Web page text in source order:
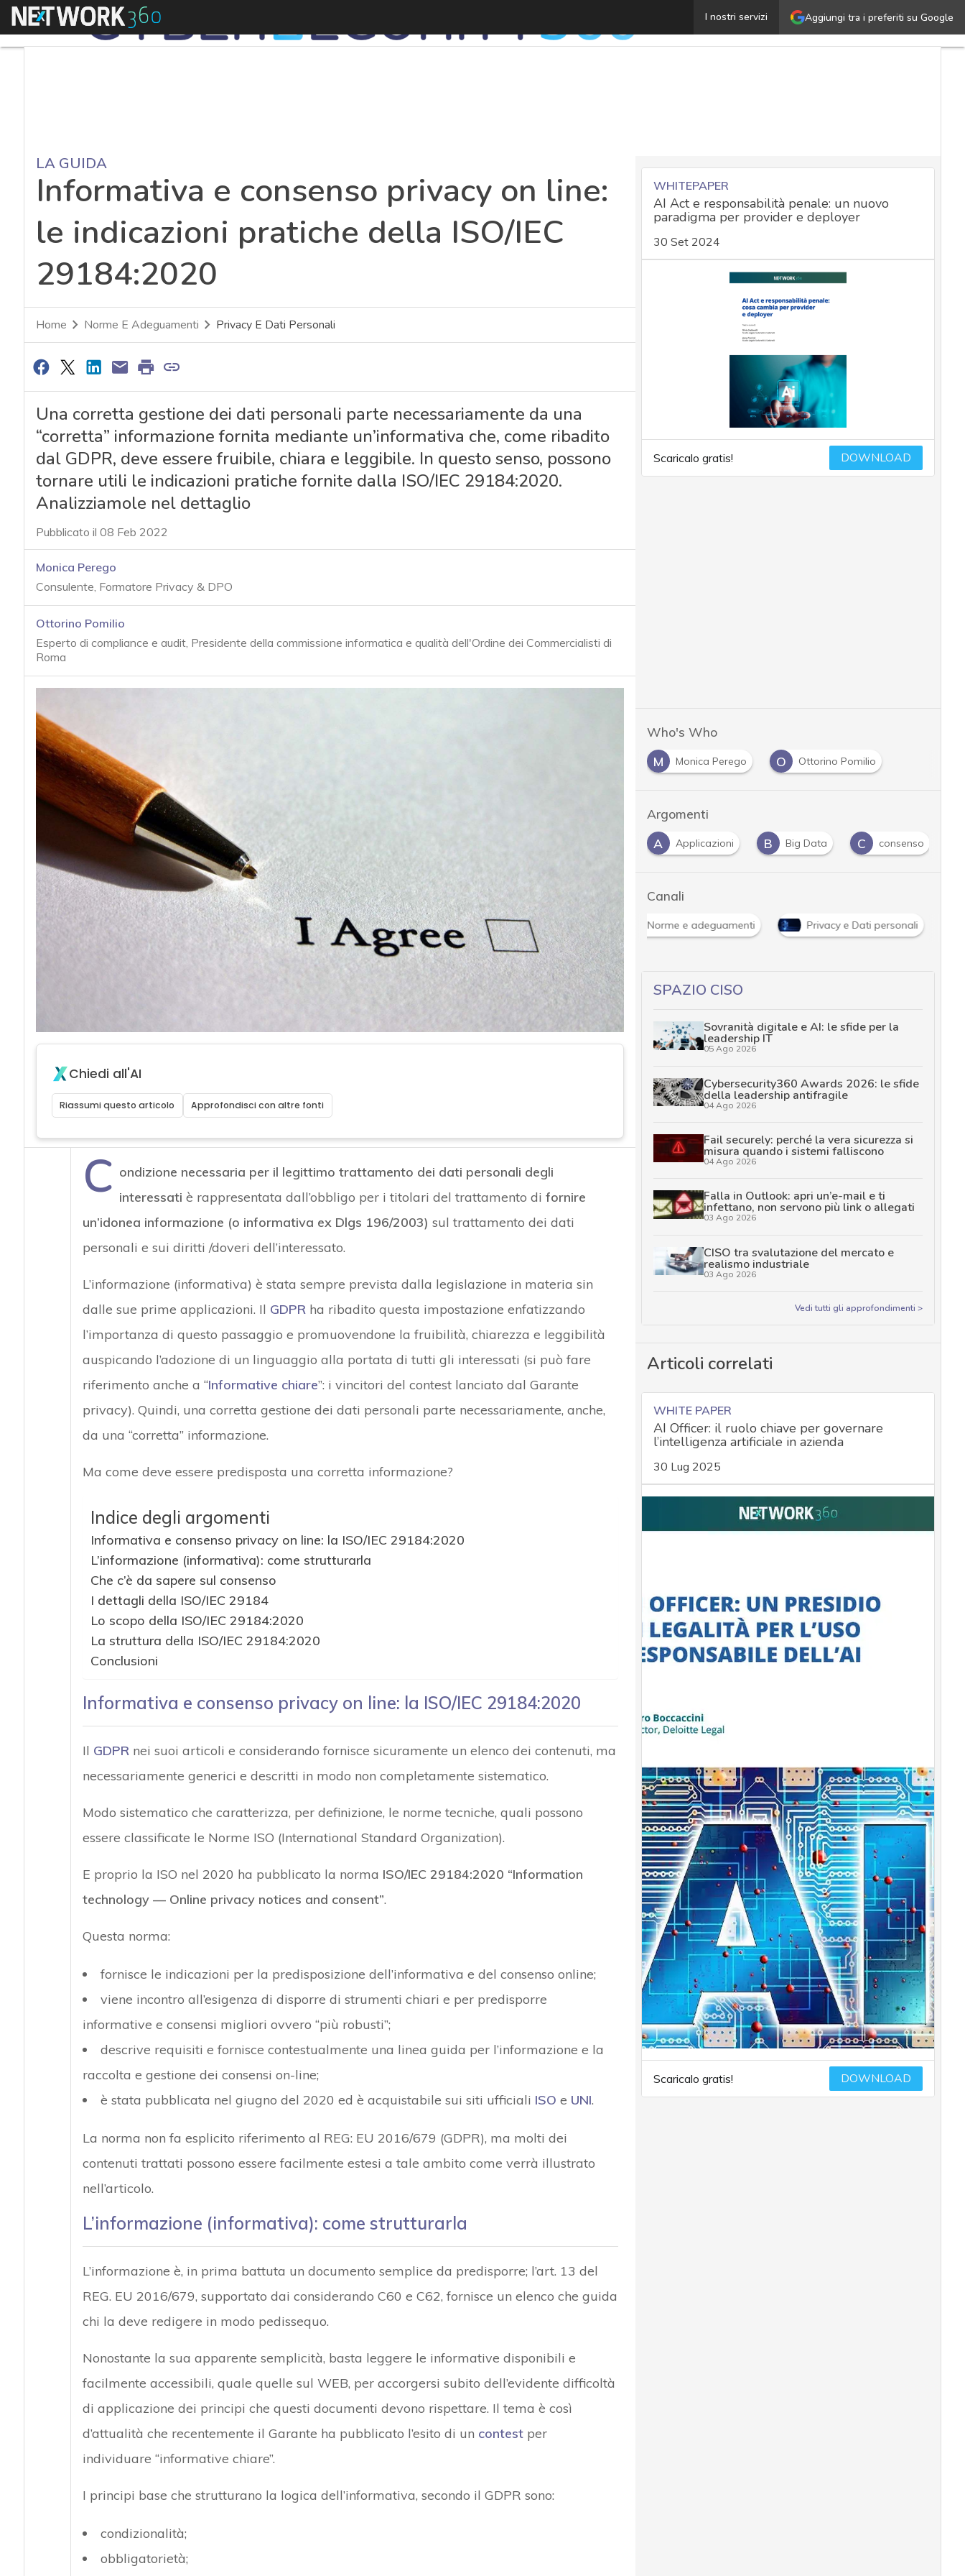
Aggiungi tra i preferiti su Google
I nostri servizi
Menu Informativa e consenso privacy on line: le indicazioni
LA GUIDA
Informativa e consenso privacy on line:
le indicazioni pratiche della ISO/IEC
29184:2020
Home Norme E Adeguamenti Privacy E Dati Personali
Una corretta gestione dei dati personali parte necessariamente da una
“corretta” informazione fornita mediante un’informativa che, come ribadito
dal GDPR, deve essere fruibile, chiara e leggibile. In questo senso, possono
tornare utili le indicazioni pratiche fornite dalla ISO/IEC 29184:2020.
Analizziamole nel dettaglio
Pubblicato il 08 Feb 2022
Monica Perego
Consulente, Formatore Privacy & DPO
Ottorino Pomilio
Esperto di compliance e audit, Presidente della commissione informatica e qualità dell'Ordine dei Commercialisti di
Roma
Chiedi all'AI
Riassumi questo articolo Approfondisci con altre fonti
C ondizione necessaria per il legittimo trattamento dei dati personali degli
interessati è rappresentata dall’obbligo per i titolari del trattamento di fornire
un’idonea informazione (o informativa ex Dlgs 196/2003) sul trattamento dei dati
personali e sui diritti /doveri dell’interessato.
L’informazione (informativa) è stata sempre prevista dalla legislazione in materia sin
dalle sue prime applicazioni. Il GDPRha ribadito questa impostazione enfatizzando
l’importanza di questo passaggio e promuovendone la fruibilità, chiarezza e leggibilità
auspicando l’adozione di un linguaggio alla portata di tutti gli interessati (si può fare
riferimento anche a “Informative chiare”: i vincitori del contest lanciato dal Garante
privacy). Quindi, una corretta gestione dei dati personali parte necessariamente, anche,
da una “corretta” informazione.
Ma come deve essere predisposta una corretta informazione?
Indice degli argomenti
Informativa e consenso privacy on line: la ISO/IEC 29184:2020
L’informazione (informativa): come strutturarla
Che c’è da sapere sul consenso
I dettagli della ISO/IEC 29184
Lo scopo della ISO/IEC 29184:2020
La struttura della ISO/IEC 29184:2020
Conclusioni
Informativa e consenso privacy on line: la ISO/IEC 29184:2020
Il GDPRnei suoi articoli e considerando fornisce sicuramente un elenco dei contenuti, ma
necessariamente generici e descritti in modo non completamente sistematico.
Modo sistematico che caratterizza, per definizione, le norme tecniche, quali possono
essere classificate le Norme ISO (International Standard Organization).
E proprio la ISO nel 2020 ha pubblicato la norma ISO/IEC 29184:2020 “Information
technology — Online privacy notices and consent”.
Questa norma:
fornisce le indicazioni per la predisposizione dell’informativa e del consenso online;
viene incontro all’esigenza di disporre di strumenti chiari e per predisporre
informative e consensi migliori ovvero “più robusti”;
descrive requisiti e fornisce contestualmente una linea guida per l’informazione e la
raccolta e gestione dei consensi on-line;
è stata pubblicata nel giugno del 2020 ed è acquistabile sui siti ufficiali ISO e UNI.
La norma non fa esplicito riferimento al REG: EU 2016/679 (GDPR), ma molti dei
contenuti trattati possono essere facilmente estesi a tale ambito come verrà illustrato
nell’articolo.
L’informazione (informativa): come strutturarla
L’informazione è, in prima battuta un documento semplice da predisporre; l’art. 13 del
REG. EU 2016/679, supportato dai considerando C60 e C62, fornisce un elenco che guida
chi la deve redigere in modo pedissequo.
Nonostante la sua apparente semplicità, basta leggere le informative disponibili e
facilmente accessibili, quale quelle sul WEB, per accorgersi subito dell’evidente difficoltà
di applicazione dei principi che questi documenti devono rispettare. Il tema è così
d’attualità che recentemente il Garante ha pubblicato l’esito di un contestper
individuare “informative chiare”.
I principi base che strutturano la logica dell’informativa, secondo il GDPR sono:
condizionalità;
obbligatorietà;
WHITEPAPER
AI Act e responsabilità penale: un nuovo
paradigma per provider e deployer
30 Set 2024
Scaricalo gratis! DOWNLOAD
Who's Who
M
Monica Perego O Ottorino Pomilio
Argomenti
A Applicazioni B Big Data C consenso
Canali
Norme e adeguamenti Privacy e Dati personali
SPAZIO CISO
Sovranità digitale e AI: le sfide per la
leadership IT
05 Ago 2026
Cybersecurity360 Awards 2026: le sfide
della leadership antifragile
04 Ago 2026
Fail securely: perché la vera sicurezza si
misura quando i sistemi falliscono
04 Ago 2026
Falla in Outlook: apri un’e-mail e ti
infettano, non servono più link o allegati
03 Ago 2026
CISO tra svalutazione del mercato e
realismo industriale
03 Ago 2026
Vedi tutti gli approfondimenti >
Articoli correlati
WHITE PAPER
AI Officer: il ruolo chiave per governare
l’intelligenza artificiale in azienda
30 Lug 2025
Scaricalo gratis! DOWNLOAD